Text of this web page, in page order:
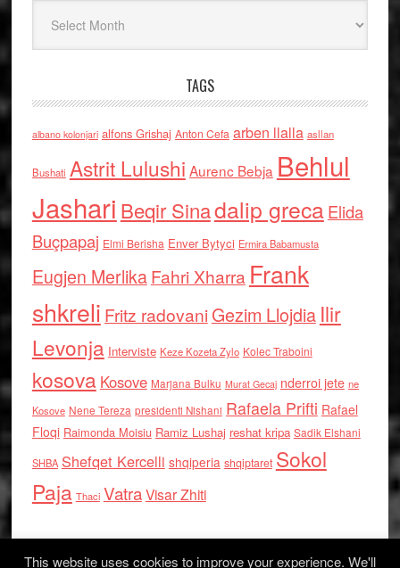
TAGS
albano kolonjari alfons Grishaj Anton Cefa arben llalla asllan
Bushati Astrit Lulushi Aurenc Bebja Behlul
Jashari Beqir Sinadalip grecaElida
Buçpapaj Elmi Berisha Enver Bytyci Ermira Babamusta
Eugjen MerlikaFahri Xharra Frank
shkreli Fritz radovaniGezim Llojdia Ilir
Levonja Interviste Keze Kozeta Zylo Kolec Traboini
kosova Kosove Marjana Bulku Murat Gecaj nderroi jete ne
Kosove Nene Tereza presidenti Nishani Rafaela Prifti Rafael
Floqi Raimonda Moisiu Ramiz Lushaj reshat kripa Sadik Elshani
SHBA Shefqet Kercelli shqiperia shqiptaret Sokol
Paja Thaci VatraVisar Zhiti
This website uses cookies to improve your experience. We'll